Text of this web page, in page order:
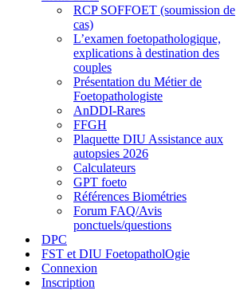
RCP SOFFOET (soumission de
cas)
L’examen foetopathologique,
explications à destination des
couples
Présentation du Métier de
Foetopathologiste
AnDDI-Rares
FFGH
Plaquette DIU Assistance aux
autopsies 2026
Calculateurs
GPT foeto
Références Biométries
Forum FAQ/Avis
ponctuels/questions
DPC
FST et DIU FoetopatholOgie
Connexion
Inscription